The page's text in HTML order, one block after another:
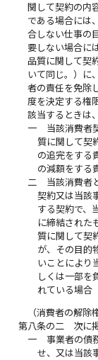
関して契約の内
である場合には
合しない仕事の
要しない場合に
品質に関して契
いて同じ。）に
者の責任を免除
度を決定する権
該当するときは
一
当該消費者
質に関して契
の追完をする
の減額をする
二
当該消費者
契約又は当該
する契約で、
に締結された
質に関して契
が、その目的
いことにより
しくは一部を
れている場合
（消費者の解除
第八条の二
次に
一
事業者の債
せ、又は当該